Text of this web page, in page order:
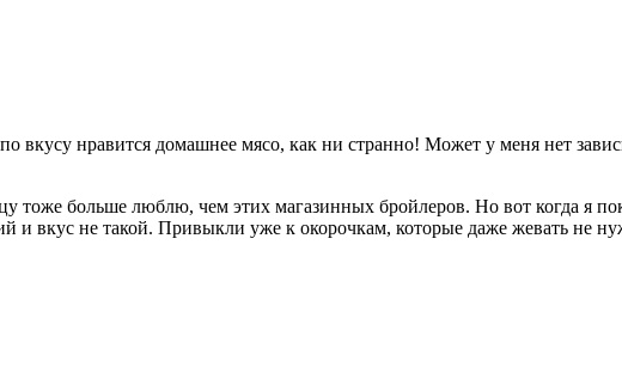
вкусу нравится домашнее мясо, как ни странно! Может у меня нет
тоже больше люблю, чем этих магазинных бройлеров. Но вот когда я
и вкус не такой. Привыкли уже к окорочкам, которые даже жевать не